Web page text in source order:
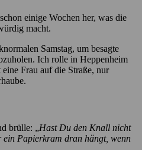
einige Wochen her, was die
macht.
Samstag, um besagte
Ich rolle in Heppenheim
Frau auf die Straße, nur
brülle: „Hast Du den Knall nicht
Papierkram dran hängt, wenn